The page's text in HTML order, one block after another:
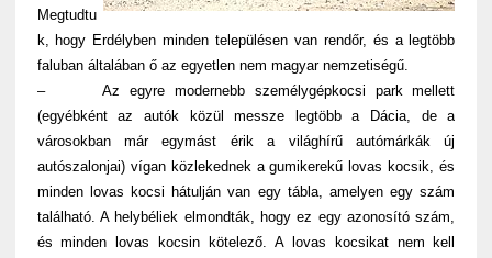
Megtudtu
k, hogy Erdélyben minden településen van rendőr, és a legtöbb
faluban általában ő az egyetlen nem magyar nemzetiségű.
– Az egyre modernebb személygépkocsi park mellett
(egyébként az autók közül messze legtöbb a Dácia, de a
városokban már egymást érik a világhírű autómárkák új
autószalonjai) vígan közlekednek a gumikerekű lovas kocsik, és
minden lovas kocsi hátulján van egy tábla, amelyen egy szám
található. A helybéliek elmondták, hogy ez egy azonosító szám,
és minden lovas kocsin kötelező. A lovas kocsikat nem kell